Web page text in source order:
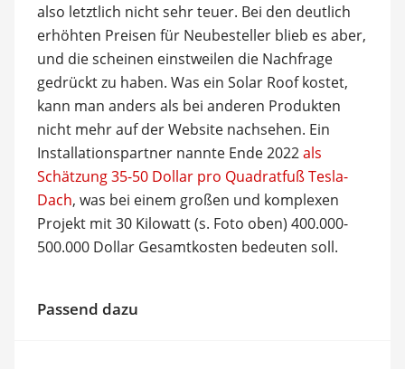
also letztlich nicht sehr teuer. Bei den deutlich
erhöhten Preisen für Neubesteller blieb es aber,
und die scheinen einstweilen die Nachfrage
gedrückt zu haben. Was ein Solar Roof kostet,
kann man anders als bei anderen Produkten
nicht mehr auf der Website nachsehen. Ein
Installationspartner nannte Ende 2022als
Schätzung 35-50 Dollar pro Quadratfuß Tesla-
Dach, was bei einem großen und komplexen
Projekt mit 30 Kilowatt (s. Foto oben) 400.000-
500.000 Dollar Gesamtkosten bedeuten soll.
Passend dazu